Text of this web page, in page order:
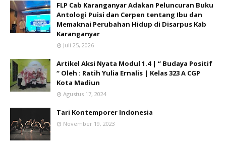
FLP Cab Karanganyar Adakan Peluncuran Buku
Antologi Puisi dan Cerpen tentang Ibu dan
Memaknai Perubahan Hidup di Disarpus Kab
Karanganyar
Juli 25, 2026
Artikel Aksi Nyata Modul 1.4 | “ Budaya Positif
“ Oleh : Ratih Yulia Ernalis | Kelas 323 A CGP
Kota Madiun
Agustus 17, 2024
Tari Kontemporer Indonesia
November 19, 2023